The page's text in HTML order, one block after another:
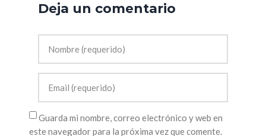
Deja un comentario
Guarda mi nombre, correo electrónico y web en
este navegador para la próxima vez que comente.